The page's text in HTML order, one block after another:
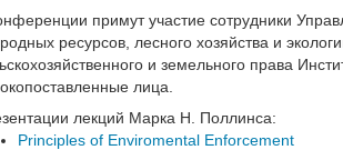
примут участие сотрудники
ресурсов, лесного хозяйства и
и земельного права
лица.
лекций Марка Н. Поллинса:
Principles of Enviromental Enforcement